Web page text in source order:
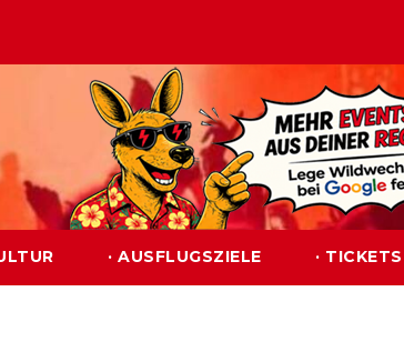
· AUSFLUGSZIELE · TICKETS